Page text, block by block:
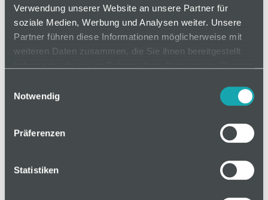
Verwendung unserer Website an unsere Partner für
soziale Medien, Werbung und Analysen weiter. Unsere
Partner führen diese Informationen möglicherweise mit
weiteren Daten zusammen, die Sie ihnen bereitgestellt
Notwendig
Präferenzen
Statistiken
auf Anfrage
Mindestbestellmenge: 1
In den Warenkorb